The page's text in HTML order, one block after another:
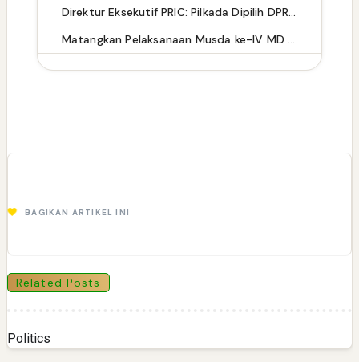
Direktur Eksekutif PRIC: Pilkada Dipilih DPRD Bisa Memperkuat Stabilitas Politik dan Efisiensi Anggaran
Matangkan Pelaksanaan Musda ke-IV MD KAHMI Takalar: Panitia Siap Sukseskan Musda
BAGIKAN ARTIKEL INI
Related Posts
Politics